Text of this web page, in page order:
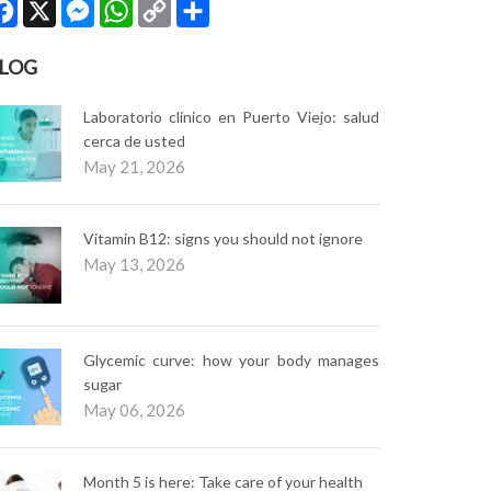
Facebook
X MessengerWhatsApp
Copy
Laboratorio clínico en Puerto Viejo: salud
cerca de usted
May 21, 2026
Vitamin B12: signs you should not ignore
May 13, 2026
Glycemic curve: how your body manages
sugar
May 06, 2026
Month 5 is here: Take care of your health